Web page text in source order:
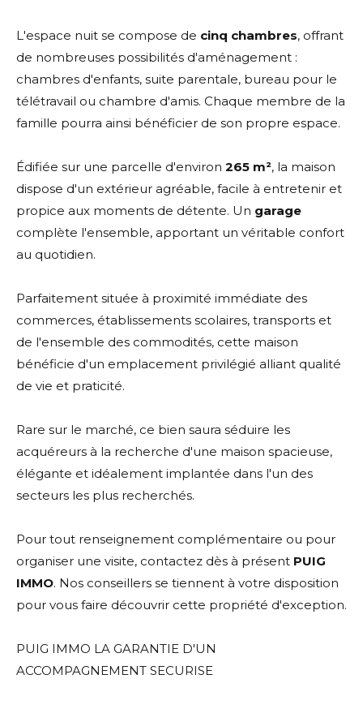
L'espace nuit se compose de cinq chambres, offrant
de nombreuses possibilités d'aménagement :
chambres d'enfants, suite parentale, bureau pour le
télétravail ou chambre d'amis. Chaque membre de la
famille pourra ainsi bénéficier de son propre espace.
Édifiée sur une parcelle d'environ 265 m², la maison
dispose d'un extérieur agréable, facile à entretenir et
propice aux moments de détente. Un garage
complète l'ensemble, apportant un véritable confort
au quotidien.
Parfaitement située à proximité immédiate des
commerces, établissements scolaires, transports et
de l'ensemble des commodités, cette maison
bénéficie d'un emplacement privilégié alliant qualité
de vie et praticité.
Rare sur le marché, ce bien saura séduire les
acquéreurs à la recherche d'une maison spacieuse,
élégante et idéalement implantée dans l'un des
secteurs les plus recherchés.
Pour tout renseignement complémentaire ou pour
organiser une visite, contactez dès à présent PUIG
IMMO. Nos conseillers se tiennent à votre disposition
pour vous faire découvrir cette propriété d'exception.
PUIG IMMO LA GARANTIE D'UN
ACCOMPAGNEMENT SECURISE